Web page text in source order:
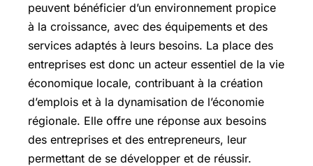
peuvent bénéficier d’un environnement propice
à la croissance, avec des équipements et des
services adaptés à leurs besoins. La place des
entreprises est donc un acteur essentiel de la vie
économique locale, contribuant à la création
d’emplois et à la dynamisation de l’économie
régionale. Elle offre une réponse aux besoins
des entreprises et des entrepreneurs, leur
permettant de se développer et de réussir.